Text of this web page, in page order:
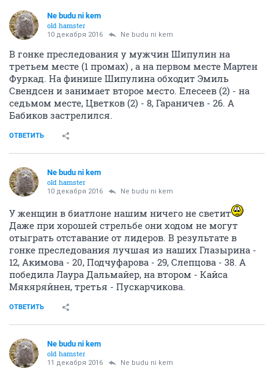
Ne budu ni kem
old hamster
10 декабря 2016 Ne budu ni kem
В гонке преследования у мужчин Шипулин на
третьем месте (1 промах) , а на первом месте Мартен
Фуркад. На финише Шипулина обходит Эмиль
Свендсен и занимает второе место. Елесеев (2) - на
седьмом месте, Цветков (2) - 8, Гараничев - 26. А
Бабиков застрелился.
ОТВЕТИТЬ
Ne budu ni kem
old hamster
10 декабря 2016 Ne budu ni kem
У женщин в биатлоне нашим ничего не светит
Даже при хорошей стрельбе они ходом не могут
отыграть отставание от лидеров. В результате в
гонке преследования лучшая из наших Глазырина -
12, Акимова - 20, Подчуфарова - 29, Слепцова - 38. А
победила Лаура Дальмайер, на втором - Кайса
Мякяряйнен, третья - Пускарчикова.
ОТВЕТИТЬ
Ne budu ni kem
old hamster
11 декабря 2016 Ne budu ni kem